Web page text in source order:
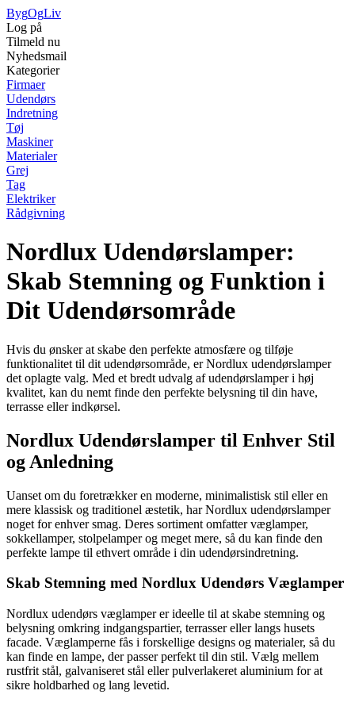
BygOgLiv
Log på
Tilmeld nu
Nyhedsmail
Kategorier
Firmaer
Udendørs
Indretning
Tøj
Maskiner
Materialer
Grej
Tag
Elektriker
Rådgivning
Nordlux Udendørslamper:
Skab Stemning og Funktion i
Dit Udendørsområde
Hvis du ønsker at skabe den perfekte atmosfære og tilføje
funktionalitet til dit udendørsområde, er Nordlux udendørslamper
det oplagte valg. Med et bredt udvalg af udendørslamper i høj
kvalitet, kan du nemt finde den perfekte belysning til din have,
terrasse eller indkørsel.
Nordlux Udendørslamper til Enhver Stil
og Anledning
Uanset om du foretrækker en moderne, minimalistisk stil eller en
mere klassisk og traditionel æstetik, har Nordlux udendørslamper
noget for enhver smag. Deres sortiment omfatter væglamper,
sokkellamper, stolpelamper og meget mere, så du kan finde den
perfekte lampe til ethvert område i din udendørsindretning.
Skab Stemning med Nordlux Udendørs Væglamper
Nordlux udendørs væglamper er ideelle til at skabe stemning og
belysning omkring indgangspartier, terrasser eller langs husets
facade. Væglamperne fås i forskellige designs og materialer, så du
kan finde en lampe, der passer perfekt til din stil. Vælg mellem
rustfrit stål, galvaniseret stål eller pulverlakeret aluminium for at
sikre holdbarhed og lang levetid.